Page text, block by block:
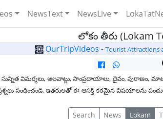
NewsText NewsLive
లోకం తీరు (Lokam
OurTripVideos - Tourist Attractions
విమర్శలు, అలవాట్లు, సాంప్రదాయాలు, దైవం, పురాణం,
సంధించండి. ఇతరులతో ఈ ఆసక్తి కరమైన విషయాలను
Search News Lokam